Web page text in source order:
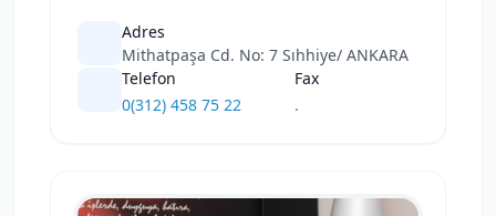
Adres
Mithatpaşa Cd. No: 7 Sıhhiye/ ANKARA
Telefon
0(312) 458 75 22
Fax
.